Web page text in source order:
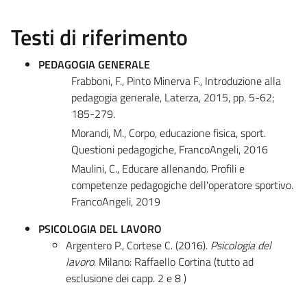
Testi di riferimento
PEDAGOGIA GENERALE
Frabboni, F., Pinto Minerva F., Introduzione alla
pedagogia generale, Laterza, 2015, pp. 5-62;
185-279.
Morandi, M., Corpo, educazione fisica, sport.
Questioni pedagogiche, FrancoAngeli, 2016
Maulini, C., Educare allenando. Profili e
competenze pedagogiche dell'operatore sportivo.
FrancoAngeli, 2019
PSICOLOGIA DEL LAVORO
Argentero P., Cortese C. (2016). Psicologia del
lavoro. Milano: Raffaello Cortina (tutto ad
esclusione dei capp. 2 e 8 )